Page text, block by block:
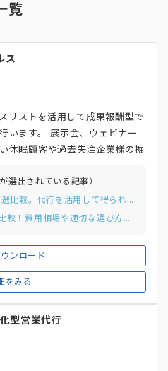
覧
ス
ンロード
をみる
リストを活用して成果報酬型で
います。 展示会、ウェビナー
休眠顧客や過去失注企業様の掘
出されている記事）
・インサイドセールス代行17選比較。代行を活用して得られる意外なメリットまで解説
・成果報酬型の営業代行8選比較！費用相場や適切な選び方まで徹底解説
型営業代行